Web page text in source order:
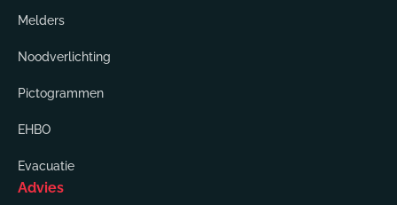
Melders
Noodverlichting
Pictogrammen
EHBO
Evacuatie
Advies